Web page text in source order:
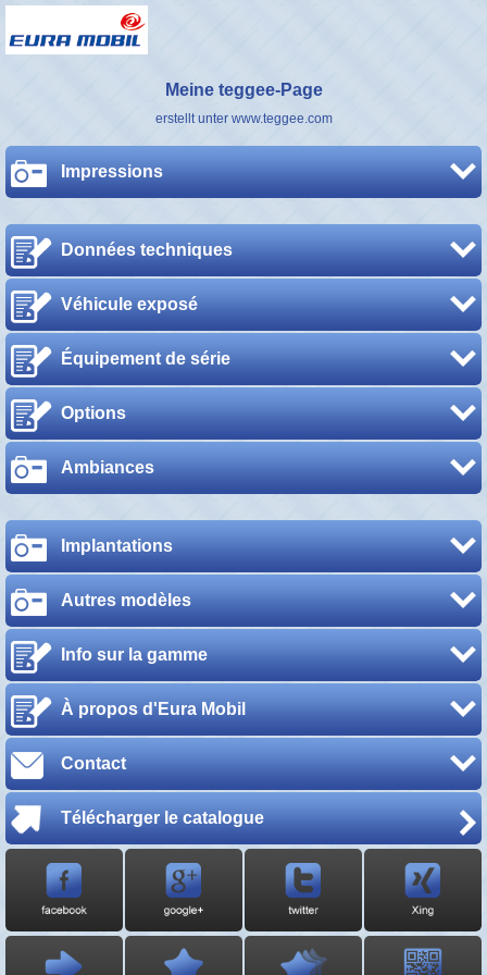
Meine teggee-Page
erstellt unter www.teggee.com
Impressions
Données techniques
Véhicule exposé
Équipement de série
Options
Ambiances
Implantations
Autres modèles
Info sur la gamme
À propos d'Eura Mobil
Contact
Télécharger le catalogue